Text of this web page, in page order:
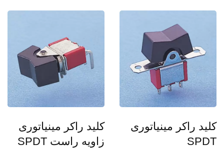
کلید راکر مینیاتوری
SPDT
کلید راکر مینیاتوری
زاویه راست SPDT